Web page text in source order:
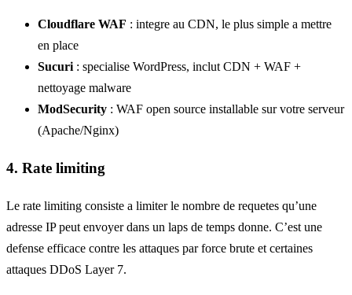
Cloudflare WAF : integre au CDN, le plus simple a mettre
en place
Sucuri : specialise WordPress, inclut CDN + WAF +
nettoyage malware
ModSecurity : WAF open source installable sur votre serveur
(Apache/Nginx)
4. Rate limiting
Le rate limiting consiste a limiter le nombre de requetes qu’une
adresse IP peut envoyer dans un laps de temps donne. C’est une
defense efficace contre les attaques par force brute et certaines
attaques DDoS Layer 7.